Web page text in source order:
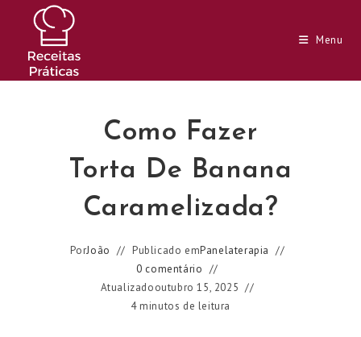
conteúdo
Menu
Como Fazer
Torta De Banana
Caramelizada?
PorJoão Publicado emPanelaterapia
0 comentário
Atualizadooutubro 15, 2025
4 minutos de leitura